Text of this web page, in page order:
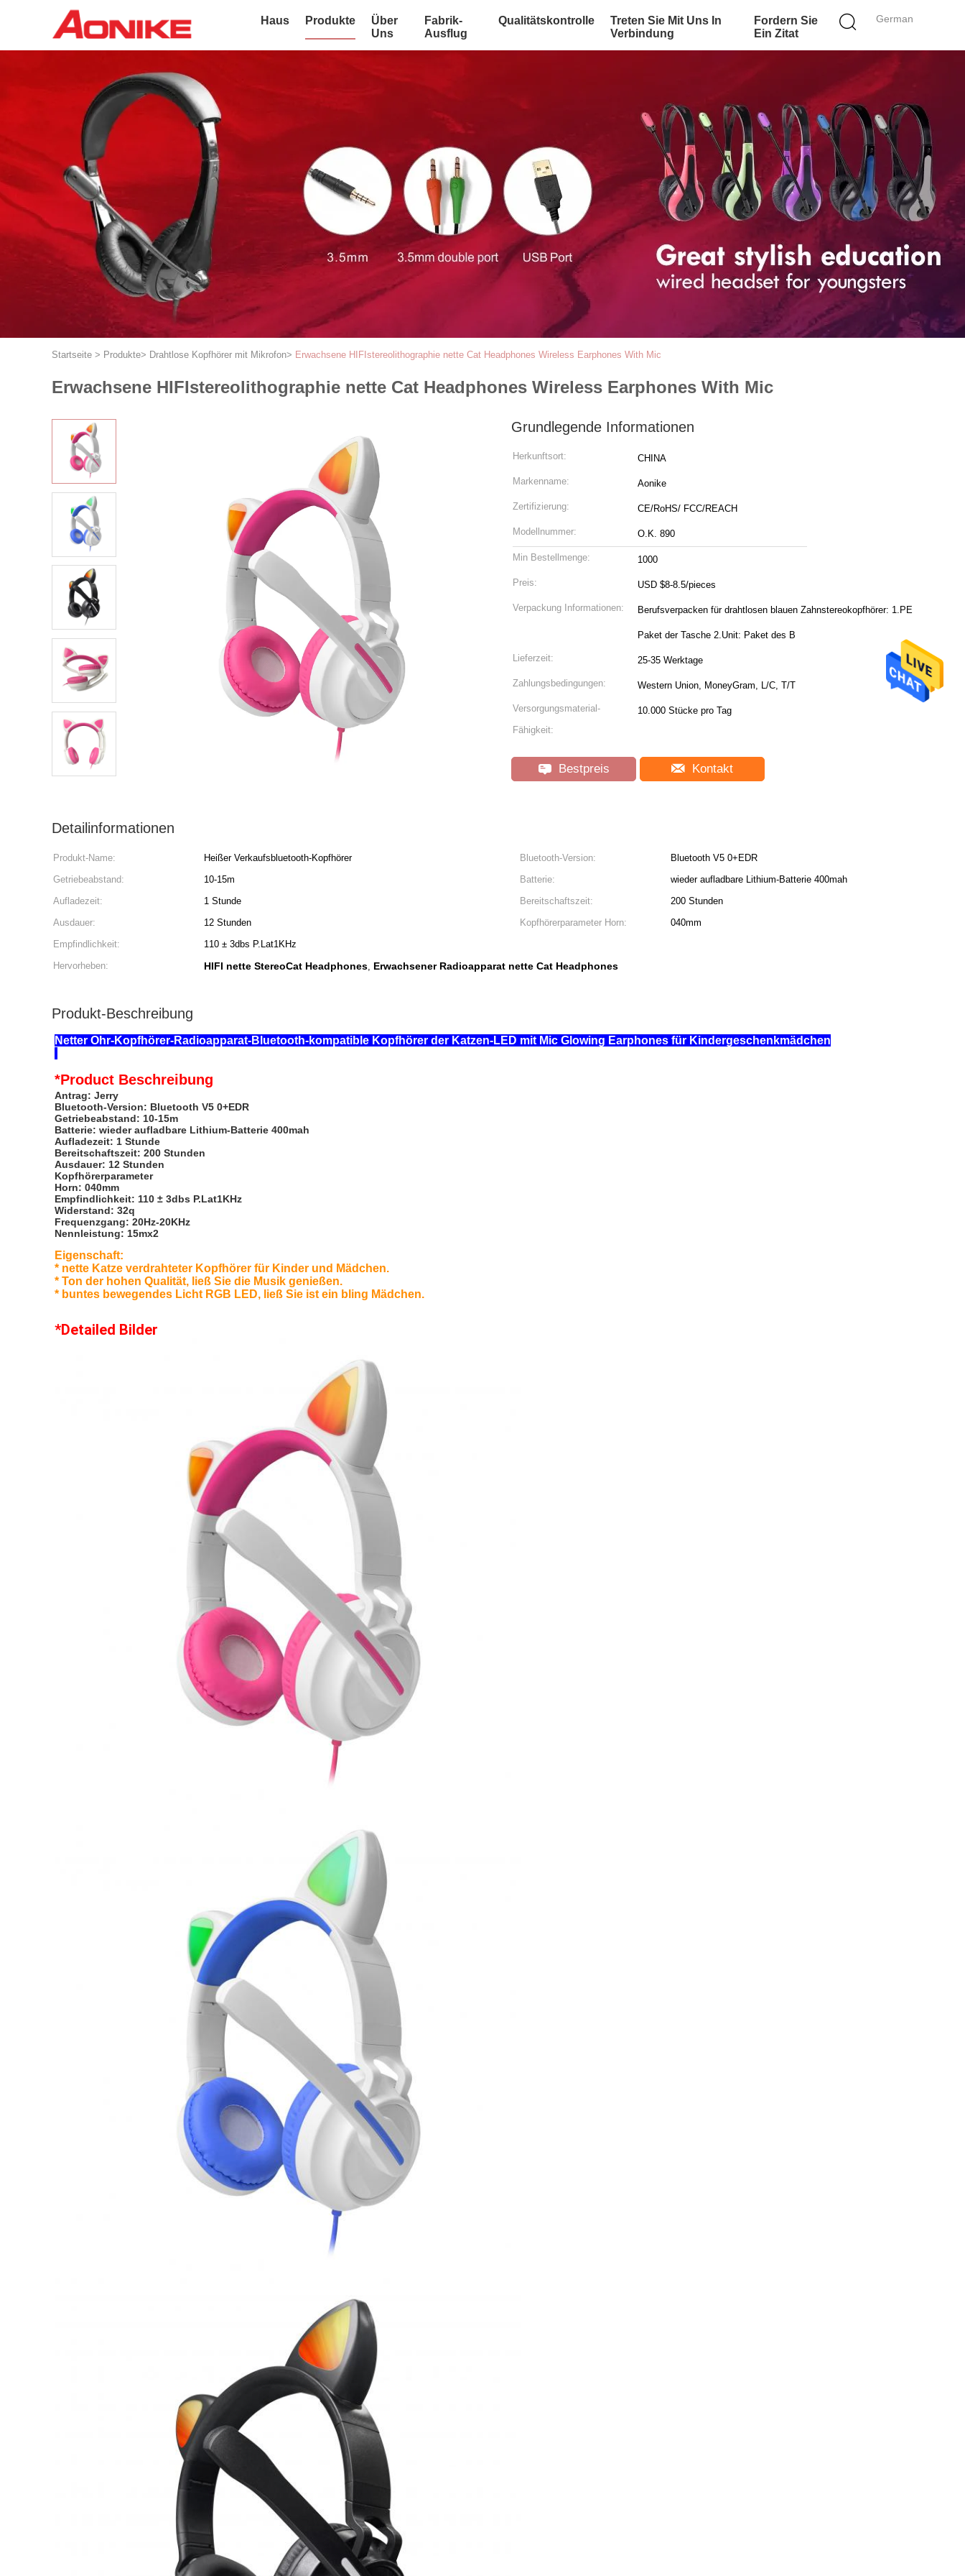
German
Haus Produkte
Über
Uns
Fabrik-
Ausflug
Qualitätskontrolle
Treten Sie Mit Uns In
Verbindung
Fordern Sie
Ein Zitat
Startseite > Produkte> Drahtlose Kopfhörer mit Mikrofon> Erwachsene HIFIstereolithographie nette Cat Headphones Wireless Earphones With Mic
Erwachsene HIFIstereolithographie nette Cat Headphones Wireless Earphones With Mic
Grundlegende Informationen
Herkunftsort: CHINA
Markenname: Aonike
Zertifizierung: CE/RoHS/ FCC/REACH
Modellnummer: O.K. 890
Min Bestellmenge: 1000
Preis: USD $8-8.5/pieces
Verpackung Informationen: Berufsverpacken für drahtlosen blauen Zahnstereokopfhörer: 1.PE
Paket der Tasche 2.Unit: Paket des B
Lieferzeit: 25-35 Werktage
Zahlungsbedingungen: Western Union, MoneyGram, L/C, T/T
Versorgungsmaterial-
Fähigkeit:
10.000 Stücke pro Tag
Bestpreis Kontakt
Detailinformationen
Produkt-Name: Heißer Verkaufsbluetooth-Kopfhörer Bluetooth-Version:
Bluetooth V5 0+EDR
Getriebeabstand:
10-15m Batterie:
wieder aufladbare Lithium-Batterie 400mah
Aufladezeit:
1 Stunde Bereitschaftszeit:
200 Stunden
Ausdauer:
12 Stunden Kopfhörerparameter Horn:
040mm
Empfindlichkeit:
110 ± 3dbs P.Lat1KHz
Hervorheben:
HIFI nette StereoCat Headphones, Erwachsener Radioapparat nette Cat Headphones
Produkt-Beschreibung
Netter Ohr-Kopfhörer-Radioapparat-Bluetooth-kompatible Kopfhörer der Katzen-LED mit Mic Glowing Earphones für Kindergeschenkmädchen
*Product Beschreibung
Antrag: Jerry
Bluetooth-Version: Bluetooth V5 0+EDR
Getriebeabstand: 10-15m
Batterie: wieder aufladbare Lithium-Batterie 400mah
Aufladezeit: 1 Stunde
Bereitschaftszeit: 200 Stunden
Ausdauer: 12 Stunden
Kopfhörerparameter
Horn: 040mm
Empfindlichkeit: 110 ± 3dbs P.Lat1KHz
Widerstand: 32q
Frequenzgang: 20Hz-20KHz
Nennleistung: 15mx2
Eigenschaft:
* nette Katze verdrahteter Kopfhörer für Kinder und Mädchen.
* Ton der hohen Qualität, ließ Sie die Musik genießen.
* buntes bewegendes Licht RGB LED, ließ Sie ist ein bling Mädchen.
*Detailed Bilder